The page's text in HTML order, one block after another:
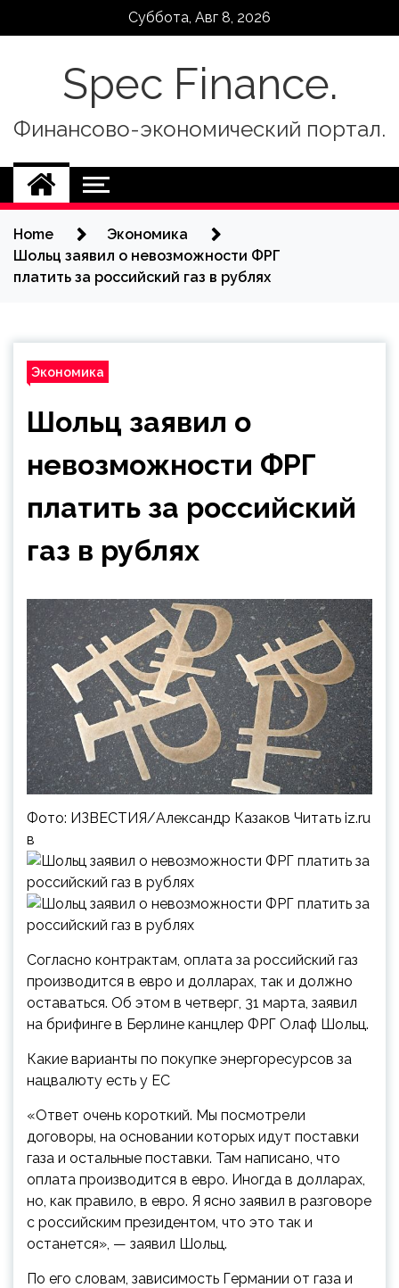
Суббота, Авг 8, 2026
Spec Finance.
Финансово-экономический портал.
Home
Экономика
Шольц заявил о невозможности ФРГ
платить за российский газ в рублях
Экономика
Шольц заявил о
невозможности ФРГ
платить за российский
газ в рублях
Фото: ИЗВЕСТИЯ/Александр Казаков Читать iz.ru
в
Согласно контрактам, оплата за российский газ
производится в евро и долларах, так и должно
оставаться. Об этом в четверг, 31 марта, заявил
на брифинге в Берлине канцлер ФРГ Олаф Шольц.
Какие варианты по покупке энергоресурсов за
нацвалюту есть у ЕС
«Ответ очень короткий. Мы посмотрели
договоры, на основании которых идут поставки
газа и остальные поставки. Там написано, что
оплата производится в евро. Иногда в долларах,
но, как правило, в евро. Я ясно заявил в разговоре
с российским президентом, что это так и
останется», — заявил Шольц.
По его словам, зависимость Германии от газа и